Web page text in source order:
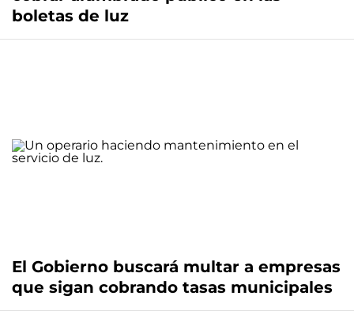
boletas de luz
El Gobierno buscará multar a empresas
que sigan cobrando tasas municipales